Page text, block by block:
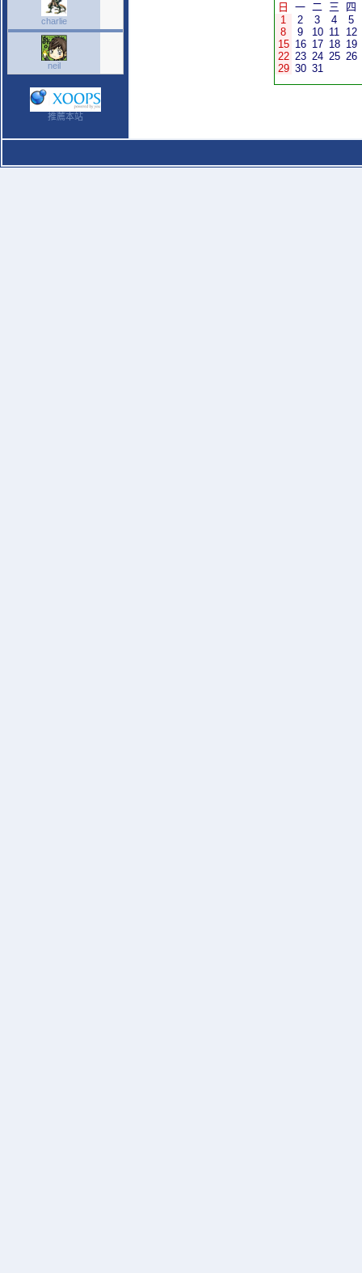
charlie
neil
推薦本站
日 一 二 三
四
1
2 3 4
5
8
9 10 11 12
15 16 17 18 19
22 23 24 25 26
29 30 31